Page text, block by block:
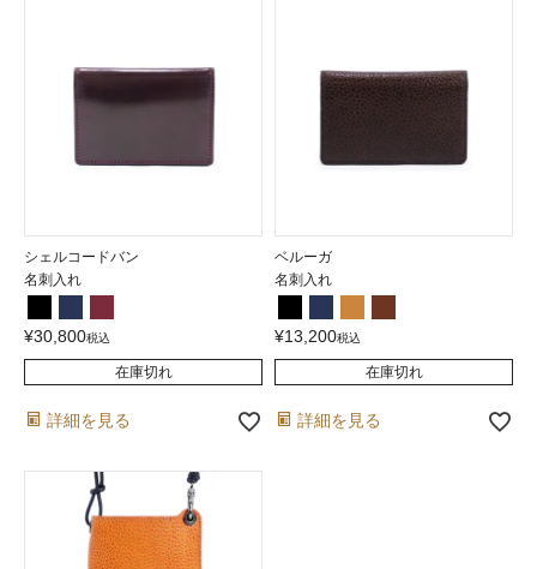
シェルコードバン
名刺入れ
¥30,800税込
在庫切れ
詳細を見る
ベルーガ
名刺入れ
¥13,200税込
在庫切れ
詳細を見る